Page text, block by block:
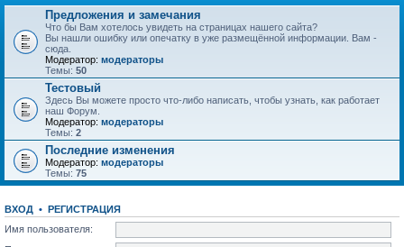
Предложения и замечания
Что бы Вам хотелось увидеть на страницах нашего сайта?
Вы нашли ошибку или опечатку в уже размещённой информации. Вам -
сюда.
Модератор: модераторы
Темы: 50
Тестовый
Здесь Вы можете просто что-либо написать, чтобы узнать, как работает
наш Форум.
Модератор: модераторы
Темы: 2
Последние изменения
Модератор: модераторы
Темы: 75
ВХОД • РЕГИСТРАЦИЯ
Имя пользователя: